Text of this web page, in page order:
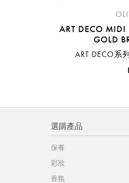
ART DECO MIDI
GOLD
ART DECO系
選購產品
保養
彩妝
香氛